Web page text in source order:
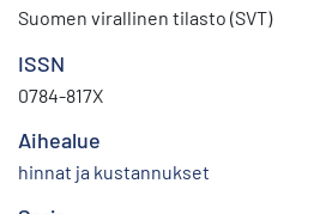
Suomen virallinen tilasto (SVT)
ISSN
0784-817X
Aihealue
hinnat ja kustannukset